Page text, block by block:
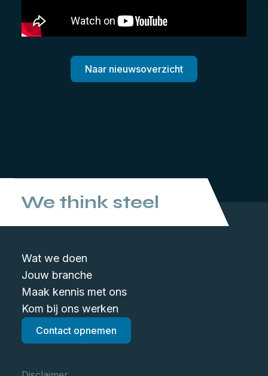
Naar nieuwsoverzicht
We think steel
Wat we doen
Jouw branche
Maak kennis met ons
Kom bij ons werken
Contact opnemen